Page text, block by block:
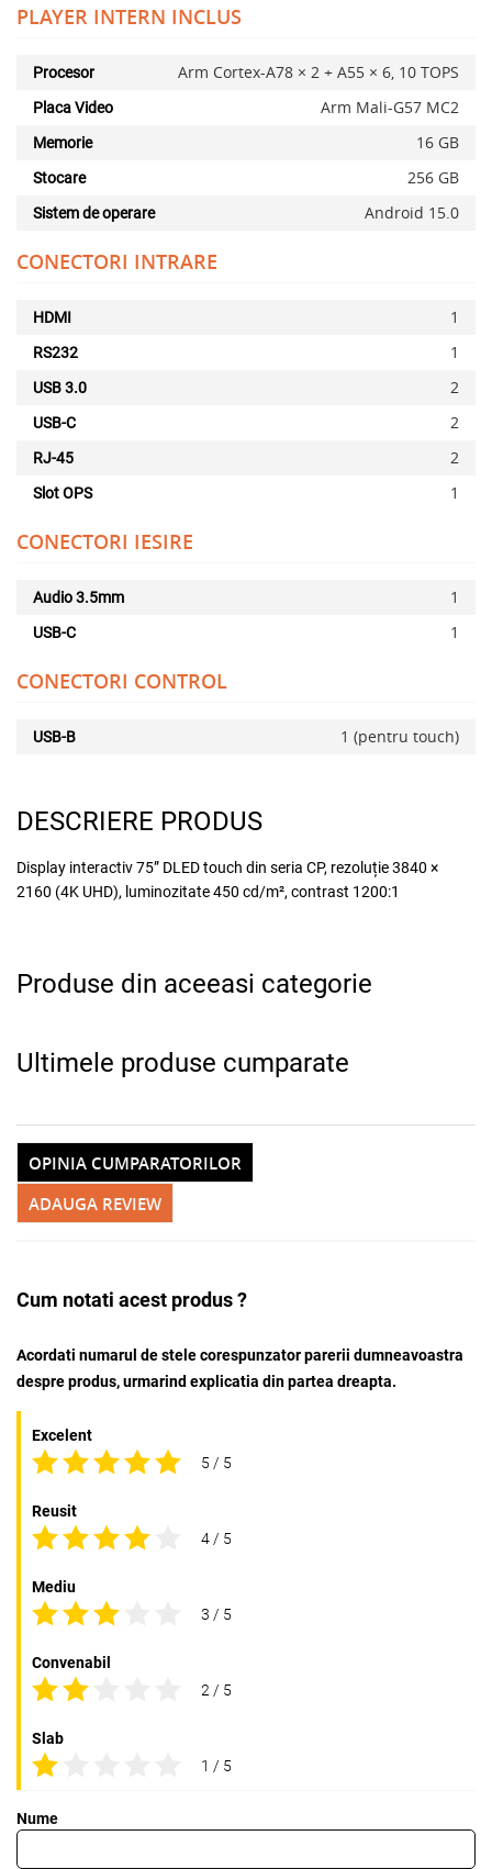
PLAYER INTERN INCLUS
Procesor Arm Cortex-A78 × 2 + A55 × 6, 10 TOPS
Placa Video Arm Mali-G57 MC2
Memorie 16 GB
Stocare 256 GB
Sistem de operare Android 15.0
CONECTORI INTRARE
HDMI 1
RS232 1
USB 3.0 2
USB-C 2
RJ-45 2
Slot OPS 1
CONECTORI IESIRE
Audio 3.5mm 1
USB-C 1
CONECTORI CONTROL
USB-B 1 (pentru touch)
DESCRIERE PRODUS
Display interactiv 75” DLED touch din seria CP, rezoluție 3840 ×
2160 (4K UHD), luminozitate 450 cd/m², contrast 1200:1
Produse din aceeasi categorie
Ultimele produse cumparate
ADAUGA REVIEW
OPINIA CUMPARATORILOR
Cum notati acest produs ?
Acordati numarul de stele corespunzator parerii dumneavoastra
despre produs, urmarind explicatia din partea dreapta.
Excelent
5 / 5
Reusit
4 / 5
Mediu
3 / 5
Convenabil
2 / 5
Slab
1 / 5
Nume